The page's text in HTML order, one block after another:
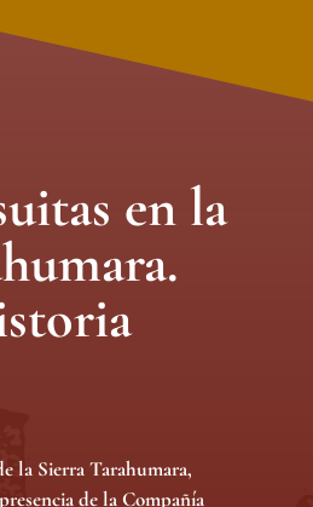
en la
la Sierra Tarahumara,
de la Compañía